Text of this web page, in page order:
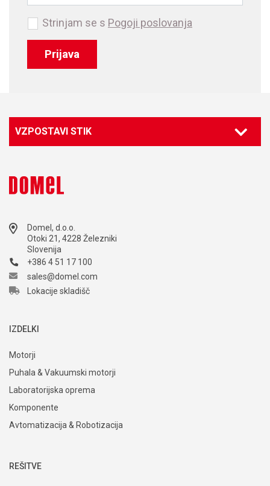
Prijava
Strinjam se s Pogoji poslovanja
VZPOSTAVI STIK
Domel, d.o.o.
Otoki 21, 4228 Železniki
Slovenija
+386 4 51 17 100
sales@domel.com
Lokacije skladišč
IZDELKI
Motorji
Puhala & Vakuumski motorji
Laboratorijska oprema
Komponente
Avtomatizacija & Robotizacija
REŠITVE